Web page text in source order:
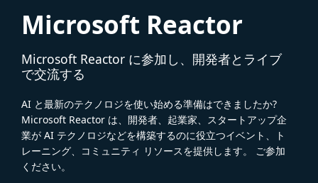
Microsoft Reactor
Microsoft Reactor に参加し、開発者とライブ
で交流する
AI と最新のテクノロジを使い始める準備はできましたか?
Microsoft Reactor は、開発者、起業家、スタートアップ企
業が AI テクノロジなどを構築するのに役立つイベント、ト
レーニング、コミュニティ リソースを提供します。 ご参加
ください。